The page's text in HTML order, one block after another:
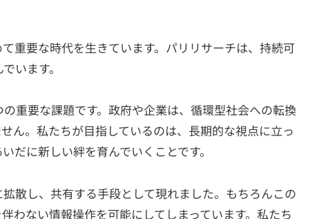
重要な時代を生きています。パリリサーチは、持続可
います。
重要な課題です。政府や企業は、循環型社会への転換
ん。私たちが目指しているのは、長期的な視点に立っ
だに新しい絆を育んでいくことです。
散し、共有する手段として現れました。もちろんこの
わない情報操作を可能にしてしまっています。私たち